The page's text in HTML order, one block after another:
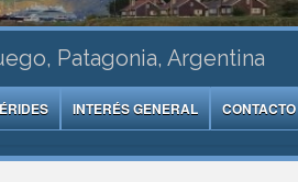
Patagonia, Argentina
INTERÉS GENERAL CONTACTO